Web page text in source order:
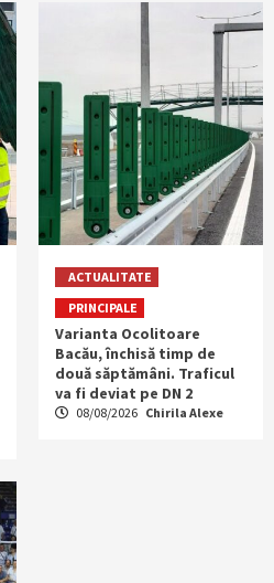
ACTUALITATE
PRINCIPALE
Varianta Ocolitoare
Bacău, închisă timp de
două săptămâni. Traficul
va fi deviat pe DN 2
08/08/2026 Chirila Alexe